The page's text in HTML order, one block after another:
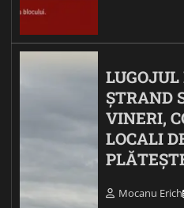
LUGOJUL
ȘTRAND
VINERI,
LOCALI
Mocanu Erich